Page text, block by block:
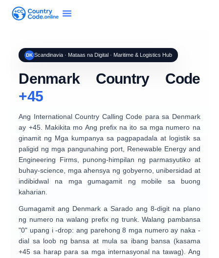
DK Scandinavia · Mataas na Digital · Maritime & Logistics Hub
Denmark Country Code
+45
Ang International Country Calling Code para sa Denmark
ay +45. Makikita mo Ang prefix na ito sa mga numero na
ginamit ng Mga kumpanya sa pagpapadala at logistiksa
paligid ng mga pangunahing port, Renewable Energy and
Engineering Firms, punong-himpilan ng parmasyutiko at
buhay-science, mga ahensya ng gobyerno, unibersidad at
indibidwal na mga gumagamit ng mobile sa buong
kaharian.
Gumagamit ang Denmark a Sarado ang 8-digit na plano
ng numero na walang prefix ng trunk. Walang pambansa
"0" upang i -drop: ang parehong 8 mga numero ay naka -
dial sa loob ng bansa at mula sa ibang bansa (kasama
+45 sa harap para sa mga internasyonal na tawag). Ang